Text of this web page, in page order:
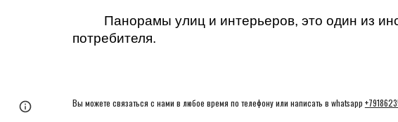
Панорамы улиц и интерьеров, это один из
потребителя.
Вы можете связаться с нами в любое время по телефону или написать в whatsapp
Google Sites Report abuse